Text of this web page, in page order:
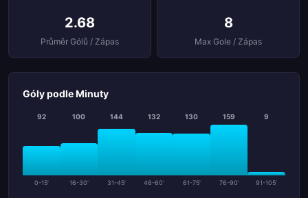
2.68
Průměr Gólů / Zápas
8
Max Gole / Zápas
Góly podle Minuty
92
0-15'
100
16-30'
144
31-45'
132
46-60'
130
61-75'
159
76-90'
9
91-105'